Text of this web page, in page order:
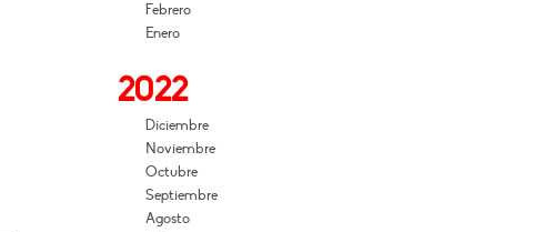
Febrero
Enero
2022
Diciembre
Noviembre
Octubre
Septiembre
Agosto